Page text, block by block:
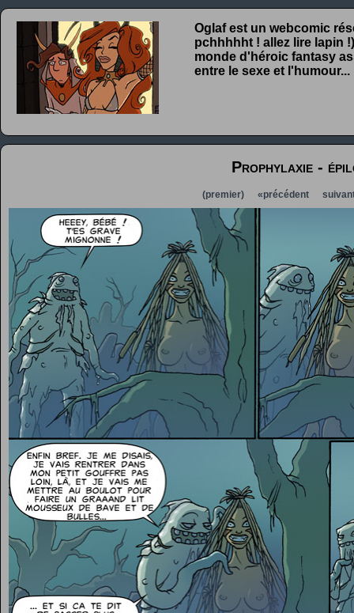
Oglaf est un webcomic
pchhhhht ! allez lire lapin
monde d'héroic fantasy
entre le sexe et l'humour...
Prophylaxie -
(premier) «précédent